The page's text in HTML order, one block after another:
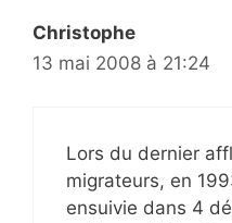
Christophe
13 mai 2008 à 21:24
Lors du dernier
migrateurs, en
ensuivie dans 4